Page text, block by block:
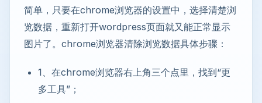
简单，只要在chrome浏览器的设置中，选择清楚浏
览数据，重新打开wordpress页面就又能正常显示
图片了。chrome浏览器清除浏览数据具体步骤：
1、在chrome浏览器右上角三个点里，找到“更
多工具”；